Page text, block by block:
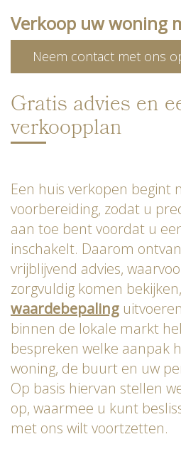
Verkoop uw woning
Neem contact met ons
Gratis advies en
verkoopplan
Een huis verkopen begint
voorbereiding, zodat u
aan toe bent voordat u
inschakelt. Daarom
vrijblijvend advies,
zorgvuldig komen
waardebepaling
binnen de lokale markt
bespreken welke aanpak
woning, de buurt en uw
Op basis hiervan stellen
op, waarmee u kunt
met ons wilt voortzetten.